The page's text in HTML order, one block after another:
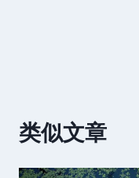
类似文章